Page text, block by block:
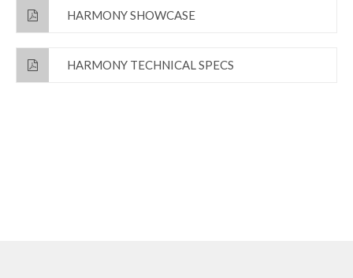
HARMONY SHOWCASE
HARMONY TECHNICAL SPECS